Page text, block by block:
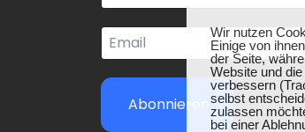
Wir nutzen
Einige von
der Seite,
Website und
verbessern
selbst
zulassen
bei einer
Abonnieren